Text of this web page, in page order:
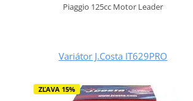
Piaggio 125cc Motor Leader
Variátor J.Costa IT629PRO
ZĽAVA 15%